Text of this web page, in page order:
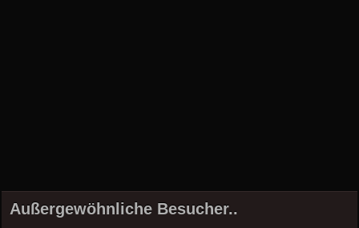
Außergewöhnliche Besucher..